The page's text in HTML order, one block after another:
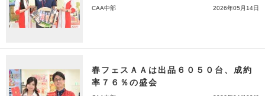
CAA中部 2026年05月14日
春フェスＡＡは出品６０５０台、成約
率７６％の盛会